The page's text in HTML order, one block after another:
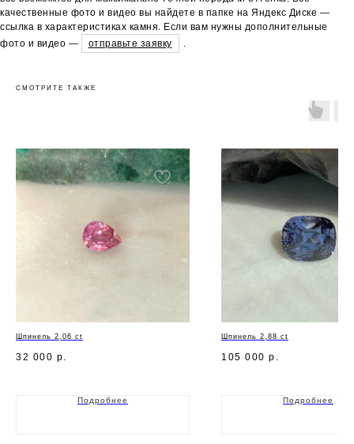
качественные фото и видео вы найдете в папке на Яндекс Диске —
ссылка в характеристиках камня. Если вам нужны дополнительные
фото и видео —
отправьте заявку
СМОТРИТЕ ТАКЖЕ
Шпинель 2,06 ct
32 000 р.
Подробнее
Шпинель 2,88 ct
105 000 р.
Подробнее